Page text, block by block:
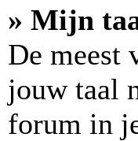
» Mijn
De meest
jouw taal
forum in